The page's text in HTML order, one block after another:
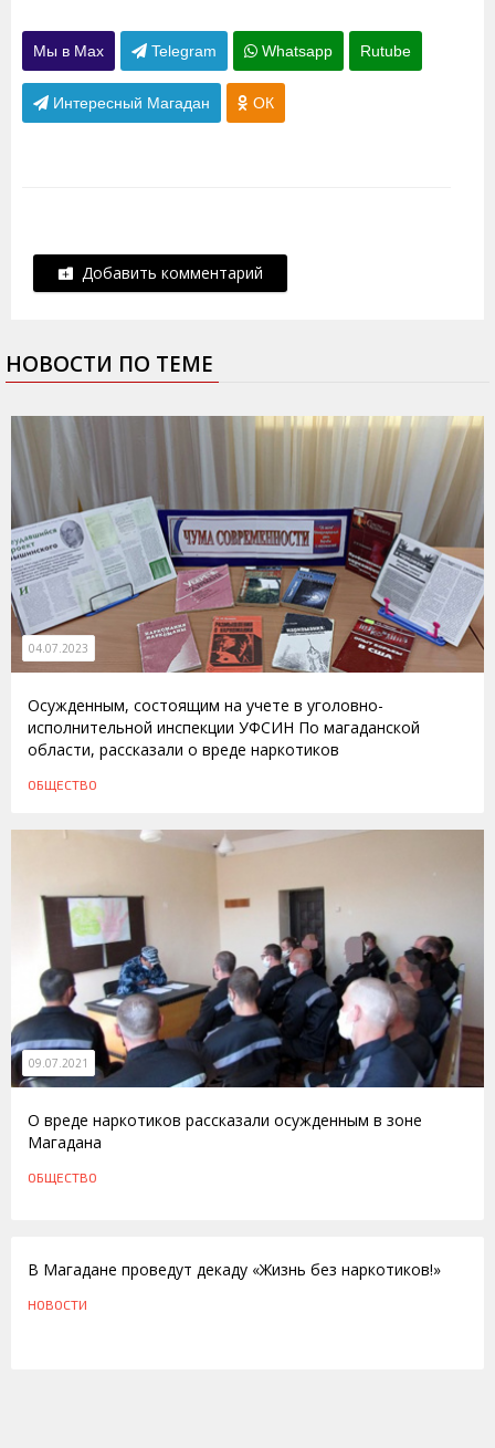
Мы в Max Telegram Whatsapp Rutube
Интересный Магадан ОК
Добавить комментарий
НОВОСТИ ПО ТЕМЕ
04.07.2023
Осужденным, состоящим на учете в уголовно-
исполнительной инспекции УФСИН По магаданской
области, рассказали о вреде наркотиков
ОБЩЕСТВО
09.07.2021
О вреде наркотиков рассказали осужденным в зоне
Магадана
ОБЩЕСТВО
В Магадане проведут декаду «Жизнь без наркотиков!»
НОВОСТИ